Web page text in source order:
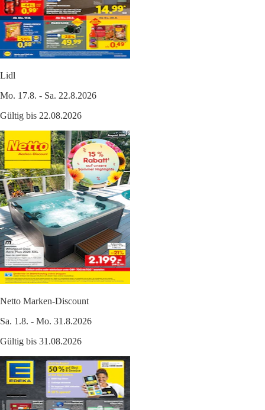
Lidl
Mo. 17.8. - Sa. 22.8.2026
Gültig bis 22.08.2026
Netto Marken-Discount
Sa. 1.8. - Mo. 31.8.2026
Gültig bis 31.08.2026